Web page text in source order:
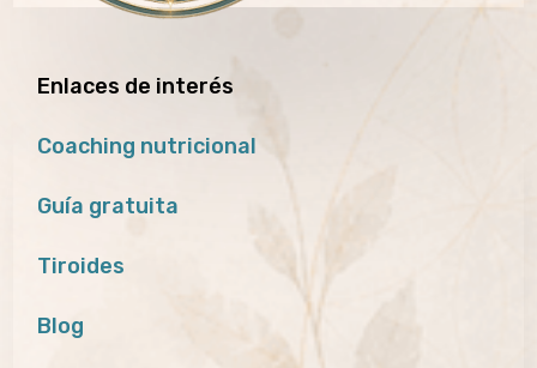
Enlaces de interés
Coaching nutricional
Guía gratuita
Tiroides
Blog